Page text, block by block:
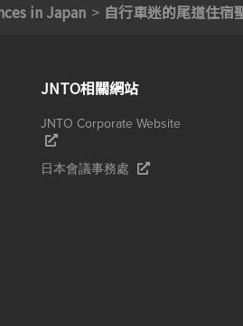
in Japan 自行車迷的尾道住宿
JNTO相關網站
JNTO Corporate Website
日本會議事務處